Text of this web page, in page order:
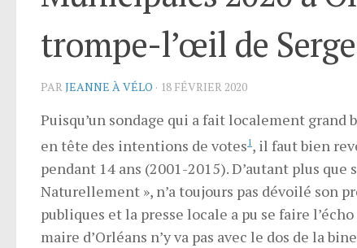
trompe-l’œil de
PAR JEANNE À VÉLO · 18 FÉVRIER 2020
Puisqu’un sondage qui a fait localement grand
en tête des intentions de votes1, il faut bien
pendant 14 ans (2001-2015). D’autant plus que
Naturellement », n’a toujours pas dévoilé son
publiques et la presse locale a pu se faire
maire d’Orléans n’y va pas avec le dos de la